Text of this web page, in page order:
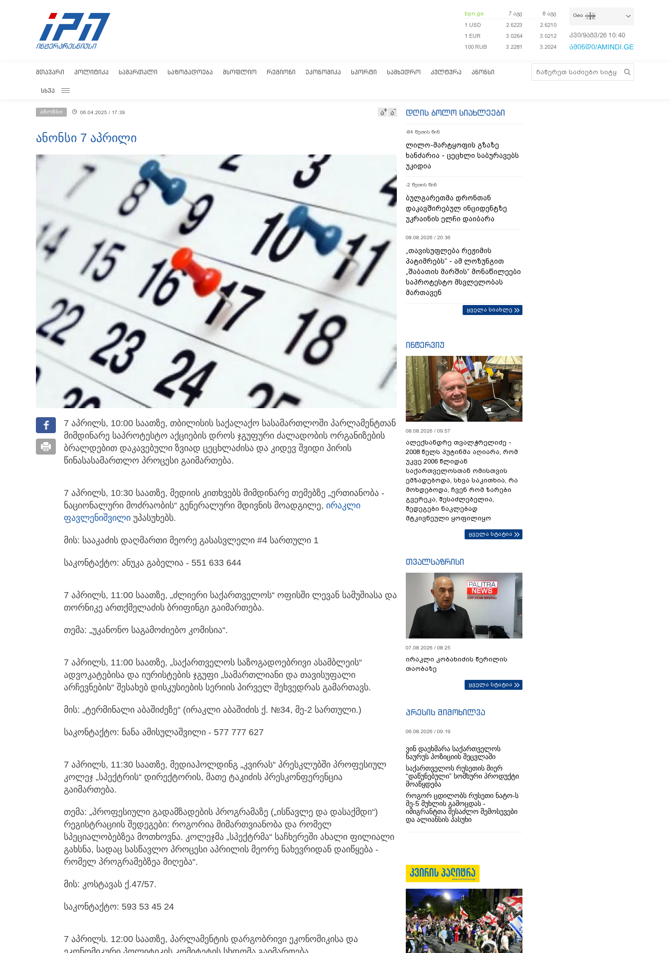
bpn.ge 7 აგვ
8 აგვ
1 USD
2.6223
2.6210
1 EUR
3.0264
3.0212
100 RUB
3.2281 3.2024
Geo
კვი/9აგვ/26 10:40:29
ამინდი/AMINDI.GE
ᲛᲗᲐᲕᲐᲠᲘ ᲞᲝᲚᲘᲢᲘᲙᲐ ᲡᲐᲛᲐᲠᲗᲐᲚᲘ ᲡᲐᲖᲝᲒᲐᲓᲝᲔᲑᲐ ᲛᲡᲝᲤᲚᲘᲝ ᲠᲔᲒᲘᲝᲜᲘ ᲔᲙᲝᲜᲝᲛᲘᲙᲐ ᲡᲞᲝᲠᲢᲘ ᲡᲐᲛᲮᲔᲓᲠᲝ ᲙᲣᲚᲢᲣᲠᲐ ᲐᲜᲝᲜᲡᲘ
ᲡᲮᲕᲐ
ანონსი 06.04.2025 / 17:39 ა ა
ანონსი 7 აპრილი
7 აპრილს, 10:00 საათზე, თბილისის საქალაქო სასამართლოში პარლამენტთან
მიმდინარე საპროტესტო აქციების დროს ჯგუფური ძალადობის ორგანიზების
ბრალდებით დაკავებული ზვიად ცეცხლაძისა და კიდევ შვიდი პირის
წინასასამართლო პროცესი გაიმართება.
7 აპრილს, 10:30 საათზე, მედიის კითხვებს მიმდინარე თემებზე „ერთიანობა -
ნაციონალური მოძრაობის“ გენერალური მდივნის მოადგილე, ირაკლი
ფავლენიშვილი უპასუხებს.
მის: სააკაძის დაღმართი მეორე გასასვლელი #4 სართული 1
საკონტაქტო: ანუკა გაბელია - 551 633 644
7 აპრილს, 11:00 საათზე, „ძლიერი საქართველოს“ ოფისში ლევან სამუშიასა და
თორნიკე ართქმელაძის ბრიფინგი გაიმართება.
თემა: „უკანონო საგამოძიებო კომისია“.
7 აპრილს, 11:00 საათზე, „საქართველოს საზოგადოებრივი ასამბლეის“
ადვოკატებისა და იურისტების ჯგუფი „სამართლიანი და თავისუფალი
არჩევნების“ შესახებ დისკუსიების სერიის პირველ შეხვედრას გამართავს.
მის: „ტერმინალი აბაშიძეზე“ (ირაკლი აბაშიძის ქ. №34, მე-2 სართული.)
საკონტაქტო: ნანა ამისულაშვილი - 577 777 627
7 აპრილს, 11:30 საათზე, მედიაჰოლდინგ „კვირას“ პრესკლუბში პროფესიულ
კოლეჯ „სპექტრის“ დირექტორის, მათე ტაკიძის პრესკონფერენცია
გაიმართება.
თემა: „პროფესიული გადამზადების პროგრამაზე („ისწავლე და დასაქმდი“)
რეგისტრაციის შედეგები: როგორია მიმართვიანობა და რომელ
სპეციალობებზეა მოთხოვნა. კოლეჯმა „სპექტრმა“ საჩხერეში ახალი ფილიალი
გახსნა, სადაც სასწავლო პროცესი აპრილის მეორე ნახევრიდან დაიწყება -
რომელ პროგრამებზეა მიღება“.
მის: კოსტავას ქ.47/57.
საკონტაქტო: 593 53 45 24
7 აპრილს. 12:00 საათზე, პარლამენტის დარგობრივი ეკონომიკისა და
დღის ბოლო სიახლეები
-84 წუთის წინ
ლილო-მარტყოფის გზაზე
ხანძარია - ცეცხლი საბურავებს
უკიდია
-2 წუთის წინ
ბულგარეთმა დრონთან
დაკავშირებულ ინციდენტზე
უკრაინის ელჩი დაიბარა
08.08.2026 / 20:36
„თავისუფლება რეჟიმის
პატიმრებს“ - ამ ლოზუნგით
„შაბათის მარშის“ მონაწილეები
საპროტესტო მსვლელობას
მართავენ
ყველა სიახლე
ინტერვიუ
08.08.2026 / 09:57
ალექსანდრე თვალჭრელიძე -
2008 წელს პუტინმა აღიარა, რომ
უკვე 2006 წლიდან
საქართველოსთან ომისთვის
ემზადებოდა, სხვა საკითხია, რა
მოხდებოდა, ჩვენ რომ ზარები
გვერეკა, შესაძლებელია,
შედეგები ნაკლებად
მტკივნეული ყოფილიყო
ყველა სტატია
თვალსაზრისი
07.08.2026 / 08:25
ირაკლი კობახიძის წერილის
თაობაზე
ყველა სტატია
პრესის მიმოხილვა
06.08.2026 / 09:19
ვინ დაეხმარა საქართველოს
ნაურუს პოზიციის შეცვლაში
საქართველოს რუსეთის მიერ
“დაწუნებული” სომხური პროდუქტი
მოაწყდება
როგორ ცდილობს რუსეთი ნატო-ს
მე-5 მუხლის გამოცდას -
იმიგრანტთა შესაძლო შემოსევები
და ალიანსის პასუხი